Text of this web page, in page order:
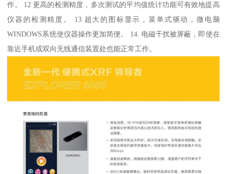
作。 12 更高的检测精度，多次测试的平均值统计功能可有效地提高
仪器的检测精度。 13 超大的图标显示，菜单式驱动，微电脑
WINDOWS系统使仪器操作更加简便。 14. 电磁干扰被屏蔽，即使在
靠近手机或双向无线通信装置处也能正常工作。